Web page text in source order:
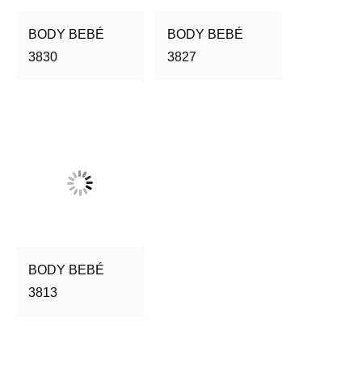
BODY BEBÉ
3830
BODY BEBÉ
3827
BODY BEBÉ
3813